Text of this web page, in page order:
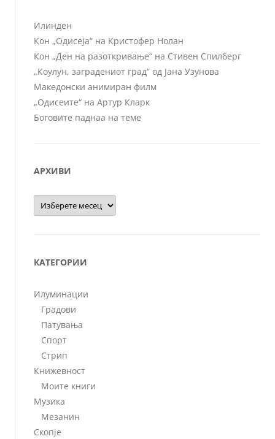
Илинден
Кон „Одисеја“ на Кристофер Нолан
Кон „Ден на разоткривање“ на Стивен Спилберг
„Коулун, заградениот град“ од Јана Узунова
Македонски анимиран филм
„Одисеите“ на Артур Кларк
Боговите паднаа на теме
АРХИВИ
Архиви
КАТЕГОРИИ
Илуминации
Градови
Патувања
Спорт
Стрип
Книжевност
Моите книги
Музика
Мезанин
Скопје